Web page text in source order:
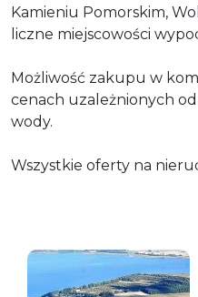
Kamieniu Pomorskim,
liczne miejscowości
Możliwość zakupu w
cenach uzależnionych od
wody.
Wszystkie oferty na